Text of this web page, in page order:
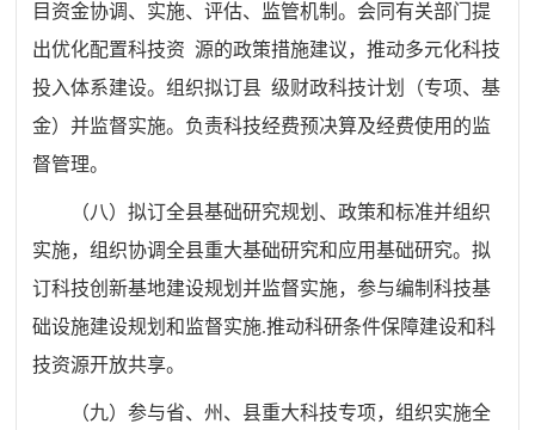
目资金协调、实施、评估、监管机制。会同有关部门提
出优化配置科技资 源的政策措施建议，推动多元化科技
投入体系建设。组织拟订县 级财政科技计划 （专项、基
金）并监督实施。负责科技经费预决算及经费使用的监
督管理。
（八）拟订全县基础研究规划、政策和标准并组织
实施，组织协调全县重大基础研究和应用基础研究。拟
订科技创新基地建设规划并监督实施，参与编制科技基
础设施建设规划和监督实施.推动科研条件保障建设和科
技资源开放共享。
（九）参与省、州、县重大科技专项，组织实施全